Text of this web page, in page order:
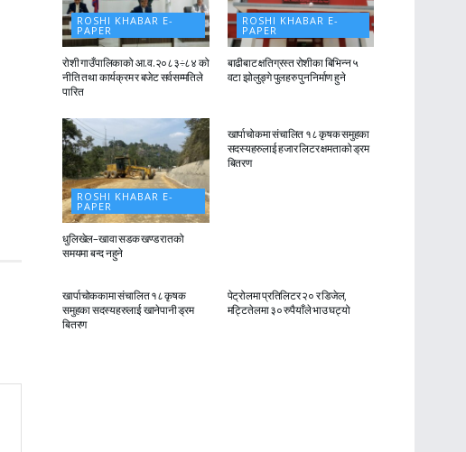
ROSHI KHABAR E-
PAPER
रोशी गाउँपालिकाको आ.व.२०८३÷८४ को
नीति तथा कार्यक्रम र बजेट सर्वसम्मतिले
पारित
ROSHI KHABAR E-
PAPER
बाढीबाट क्षतिग्रस्त रोशीका बिभिन्न ५
वटा झोलुङ्गे पुलहरु पुननिर्माण हुने
ROSHI KHABAR E-
PAPER
धुलिखेल–खावा सडक खण्ड रातको
समयमा बन्द नहुने
खार्पाचोकमा संचालित १८ कृषक समुहका
सदस्यहरुलाई हजार लिटर क्षमताको ड्रम
बितरण
ROSHI KHABAR E-
खार्पाचोककामा संचालित १८ कृषक
समुहका सदस्यहरुलाई खानेपानी ड्रम
बितरण
पेट्रोलमा प्रतिलिटर २० र डिजेल,
मट्टितेलमा ३० रुपैयाँले भाउ घट्यो